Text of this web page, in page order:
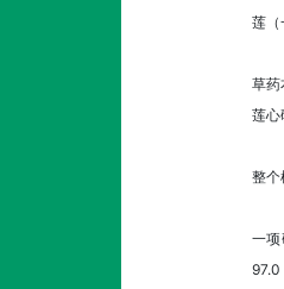
莲（
草药
莲心
整个
一
97.0